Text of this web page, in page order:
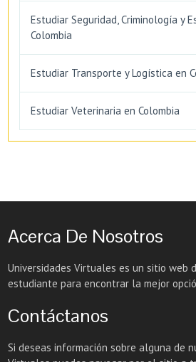
Estudiar Seguridad, Criminología y
Colombia
Estudiar Transporte y Logística en
Estudiar Veterinaria en Colombia
Acerca De Nosotros
Universidades Virtuales es un sitio web
estudiante para encontrar la mejor
Contáctanos
Si deseas información sobre alguna de